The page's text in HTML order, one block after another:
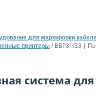
для маркировки
принтеры / BBP31/33 |
система